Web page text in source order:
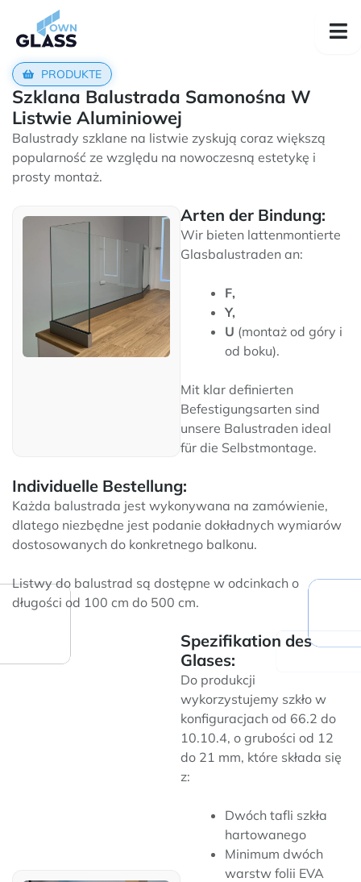
PRODUKTE
Szklana Balustrada Samonośna W
Listwie Aluminiowej
Balustrady szklane na listwie zyskują coraz większą
popularność ze względu na nowoczesną estetykę i
prosty montaż.
Arten der Bindung:
Wir bieten lattenmontierte
Glasbalustraden an:
F,
Y,
U (montaż od góry i
od boku).
Mit klar definierten
Befestigungsarten sind
unsere Balustraden ideal
für die Selbstmontage.
Individuelle Bestellung:
Każda balustrada jest wykonywana na zamówienie,
dlatego niezbędne jest podanie dokładnych wymiarów
dostosowanych do konkretnego balkonu.
Listwy do balustrad są dostępne w odcinkach o
długości od 100 cm do 500 cm.
Spezifikation des
Glases:
Do produkcji
wykorzystujemy szkło w
konfiguracjach od 66.2 do
10.10.4, o grubości od 12
do 21 mm, które składa się
z:
Dwóch tafli szkła
hartowanego
Minimum dwóch
warstw folii EVA